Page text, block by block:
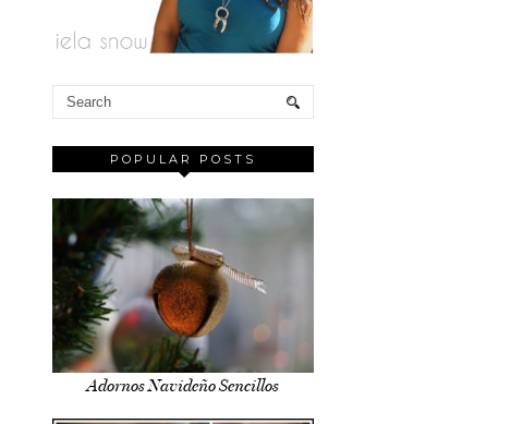
POPULAR POSTS
Adornos Navideño Sencillos